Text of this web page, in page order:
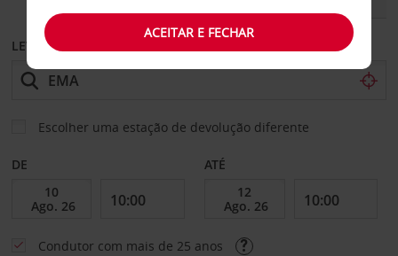
LEVANTAR EM
Escolher uma estação de devolução diferente
DE ATÉ
Condutor com mais de 25 anos
ACEITAR E FECHAR